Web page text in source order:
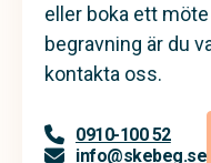
eller boka ett
begravning är du
kontakta oss.
0910-100 52
info@skebeg.se